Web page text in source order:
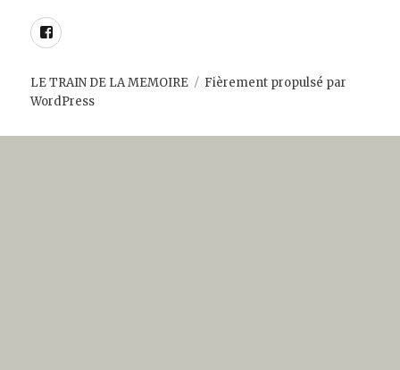
Facebook
LE TRAIN DE LA MEMOIRE
Fièrement propulsé par
WordPress